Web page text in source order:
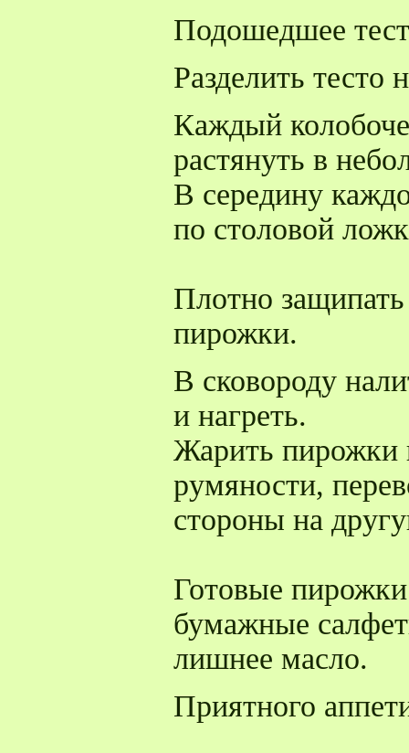
Подошедшее
Разделить тесто
Каждый
растянуть в
В середину
по столовой
Плотно
пирожки.
В сковороду
и нагреть.
Жарить пирожки
румяности,
стороны на
Готовые
бумажные
лишнее масло.
Приятного